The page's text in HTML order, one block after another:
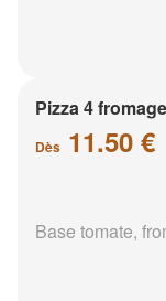
Pizza 4
Dès 11.50 €
Base tomate,